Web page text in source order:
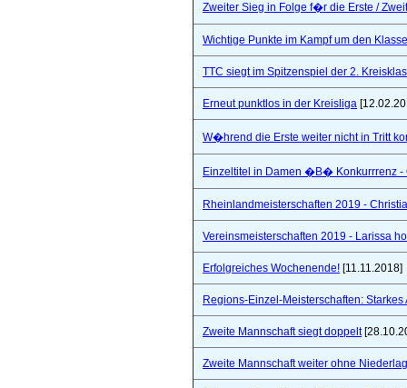
Zweiter Sieg in Folge f�r die Erste /
Wichtige Punkte im Kampf um den
TTC siegt im Spitzenspiel der 2.
Erneut punktlos in der Kreisliga
W�hrend die Erste weiter nicht in Tritt
Einzeltitel in Damen �B� Konkurrrenz
Rheinlandmeisterschaften 2019 -
Vereinsmeisterschaften 2019 - Larissa
Erfolgreiches Wochenende! [11.11.2018]
Regions-Einzel-Meisterschaften:
Zweite Mannschaft siegt doppelt
Zweite Mannschaft weiter ohne